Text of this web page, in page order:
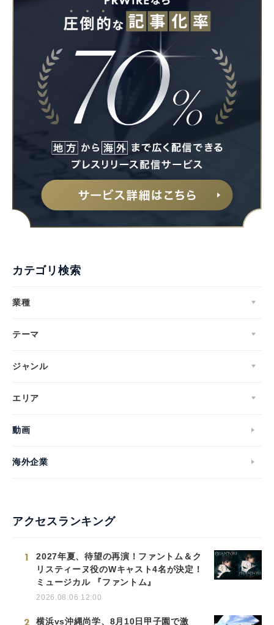
カテゴリ検索
業種
テーマ
ジャンル
エリア
動画
海外企業
アクセスランキング
1
2027年夏、待望の再演！ファントム＆ク
リスティーヌ役のWキャスト4名が決定！
ミュージカル 『ファントム』
2026.08.06 12:00
2 横浜vs沖縄尚学、8月10日甲子園で激